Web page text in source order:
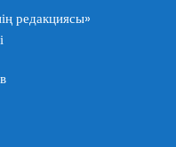
редакциясы»